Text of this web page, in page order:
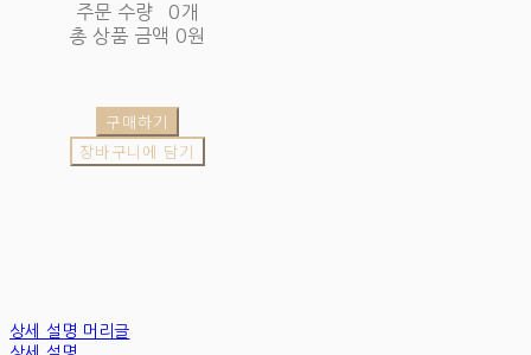
주문 수량
0개
총 상품 금액 0원
구매하기
장바구니에 담기
상세 설명 머리글